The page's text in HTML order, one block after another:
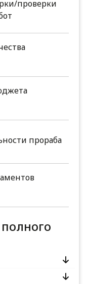
проверки
прораба